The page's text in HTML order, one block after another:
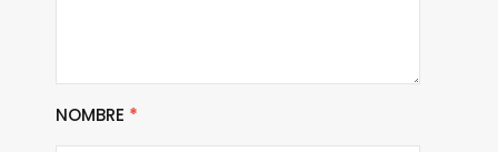
NOMBRE *